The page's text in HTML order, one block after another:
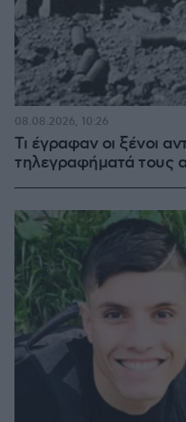
Τι έγραφαν οι ξένοι
τηλεγραφήματά τους
08.08.2026, 10:26